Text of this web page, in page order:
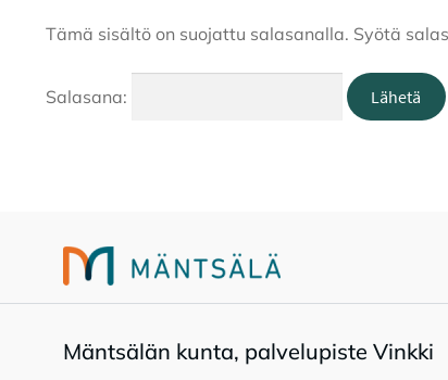
Tämä sisältö on suojattu salasanalla. Syötä
Salasana:
Mänt­sä­län kun­ta, pal­ve­lu­pis­te Vink­ki